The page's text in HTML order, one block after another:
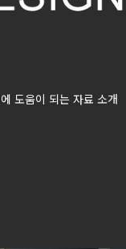
도움이 되는 자료 소개